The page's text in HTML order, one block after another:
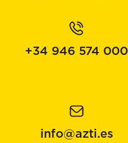
+34 946 574 000
info@azti.es